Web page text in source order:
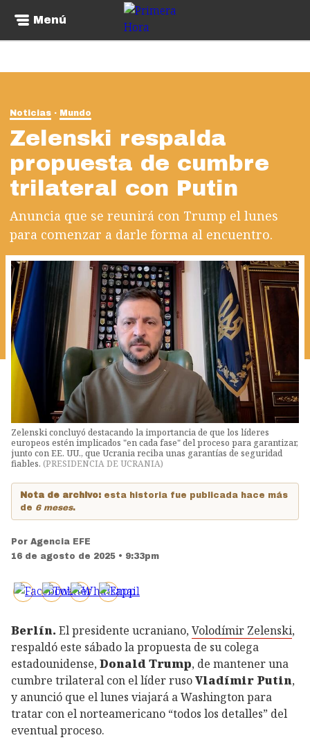
Menú
Noticias Mundo
Zelenski respalda
propuesta de cumbre
trilateral con Putin
Anuncia que se reunirá con Trump el lunes
para comenzar a darle forma al encuentro.
Zelenski concluyó destacando la importancia de que los líderes
europeos estén implicados "en cada fase" del proceso para garantizar,
junto con EE. UU., que Ucrania reciba unas garantías de seguridad
fiables. (PRESIDENCIA DE UCRANIA)
Nota de archivo: esta historia fue publicada hace más
de 6 meses.
Por Agencia EFE
16 de agosto de 2025 • 9:33pm
Berlín. El presidente ucraniano,Volodímir Zelenski,
respaldó este sábado la propuesta de su colega
estadounidense,Donald Trump, de mantener una
cumbre trilateral con el líder rusoVladímir Putin,
y anunció que el lunes viajará a Washington para
tratar con el norteamericano “todos los detalles” del
eventual proceso.